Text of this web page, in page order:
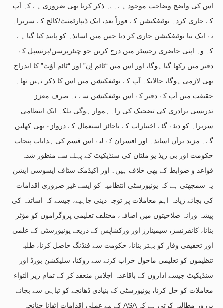
اس کی واضح وضاحت موجود ہے۔ یہ ذکر کرنا بھی ضروری ہے کہ آپ
کے جاری کردہ نوٹیفکیشن کے فوراً بعد، ایک ڈیپارٹمنٹ/کالج کے سربراہ
نے ایک نیا نوٹیفکیشن جاری کر دیا جس میں اساتذہ کو پابند کیا گیا ہے
کہ وہ اپنی حاضری رجسٹر میں درج کریں جو چیئرپرسن/پرنسپل کے
دفتر میں رکھا گیا ہوگا، اور اس میں “ٹائم اِن” اور “ٹائم آؤٹ” کا اندراج
بھی لازمی ہوگا، حالانکہ آپ کے نوٹیفکیشن میں اس کا ذکر نہیں تھا۔
حقیقت میں آپ کے دفتر کے اس نوٹیفکیشن سے نہ صرف معزز
تدریسی برادری کی تضحیک کی راہ ہموار ہوگی بلکہ ایک انتظامی
سربراہ کو دیئے گئے اختیارات کے ناجائز استعمال کے دروازے بھی کھلیں
گے۔ مزید برآں اساتذہ اور افسران کے لیے اس قسم کی ہدایات پنجاب
حکومت اور بی زیڈ یو ملتان کی سنڈیکیٹ کے پہلے سے منظور شدہ
قواعد و ضوابط کے بھی خلاف ہیں۔ اور اکیڈمک سٹاف ایسوسی ایشن
یہ سمجھتی ہے کہ یونیورسٹی انتظامیہ کو ایسے غیر ضروری اقدامات
کی بجائے زیادہ اہم معاملات پر توجہ دینی چاہیے، جیسے کہ اساتذہ کی
پیشہ ورانہ صلاحیتوں میں اضافہ، مختلف تعلیمی پروگراموں کو مؤثر
بنانا، کانفرنسز، سیمینارز اور ورکشاپس کے ذریعے یونیورسٹی کے علمی
اور تحقیقی وقار کو بہتر بنانا، حکومت سے فنڈنگ حاصل کرنا، طلبہ
تنظیموں کو تعلیمی ماحول خراب کرنے سے روکنا، سلیکشن بورڈ اور
سنڈیکیٹ جیسے اداروں کے باقاعدہ اجلاس منعقد کر کے تمام زیر التواء
معاملات کو حل کرنا، یونیورسٹی کے بنیادی ڈھانچے کو تباہی سے بچانے
کے لیے عملی اقدامات اٹھانا چنانچہ ASA پرزور مطالبہ کرتی ہے کہ